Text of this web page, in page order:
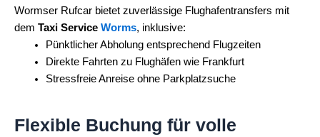
Wormser Rufcar bietet zuverlässige Flughafentransfers mit
dem Taxi Service Worms, inklusive:
Pünktlicher Abholung entsprechend Flugzeiten
Direkte Fahrten zu Flughäfen wie Frankfurt
Stressfreie Anreise ohne Parkplatzsuche
Flexible Buchung für volle